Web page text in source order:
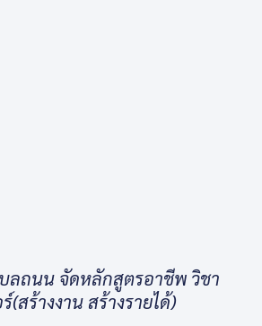
ลถนน จัดหลักสูตรอาชีพ วิชา
(สร้างงาน สร้างรายได้)